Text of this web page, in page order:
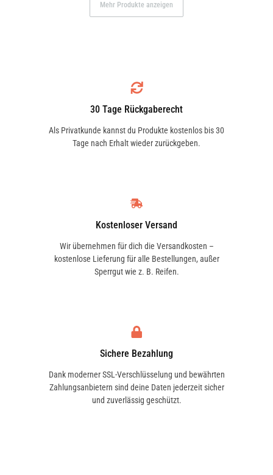
Mehr Produkte anzeigen
30 Tage Rückgaberecht
Als Privatkunde kannst du Produkte kostenlos bis 30
Tage nach Erhalt wieder zurückgeben.
Kostenloser Versand
Wir übernehmen für dich die Versandkosten –
kostenlose Lieferung für alle Bestellungen, außer
Sperrgut wie z. B. Reifen.
Sichere Bezahlung
Dank moderner SSL-Verschlüsselung und bewährten
Zahlungsanbietern sind deine Daten jederzeit sicher
und zuverlässig geschützt.